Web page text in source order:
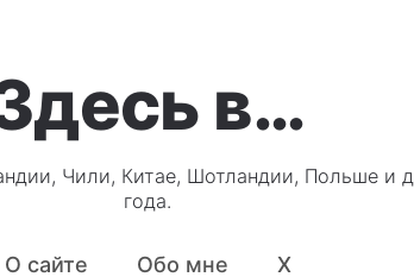
в…
Чили, Китае, Шотландии, Польше и
года.
О сайте Обо мне X